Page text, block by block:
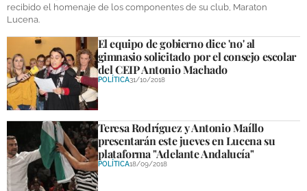
recibido el homenaje de los componentes de su club, Maraton
Lucena.
El equipo de gobierno dice 'no' al
gimnasio solicitado por el consejo escolar
del CEIP Antonio Machado
POLÍTICA31/10/2018
Teresa Rodríguez y Antonio Maíllo
presentarán este jueves en Lucena su
plataforma "Adelante Andalucía"
POLÍTICA18/09/2018